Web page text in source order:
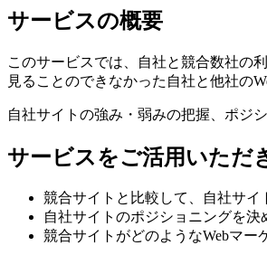
サービスの概要
このサービスでは、自社と競合数社の
見ることのできなかった自社と他社の
自社サイトの強み・弱みの把握、ポジ
サービスをご活用いただ
競合サイトと比較して、自社サイ
自社サイトのポジショニングを決
競合サイトがどのようなWebマー